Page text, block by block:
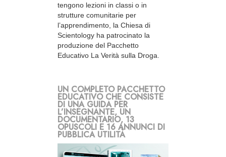
tengono lezioni in classi o in
strutture comunitarie per
l’apprendimento, la Chiesa di
Scientology ha patrocinato la
produzione del Pacchetto
Educativo La Verità sulla Droga.
UN COMPLETO PACCHETTO
EDUCATIVO CHE CONSISTE
DI UNA GUIDA PER
L’INSEGNANTE, UN
DOCUMENTARIO, 13
OPUSCOLI E 16 ANNUNCI DI
PUBBLICA UTILITÀ